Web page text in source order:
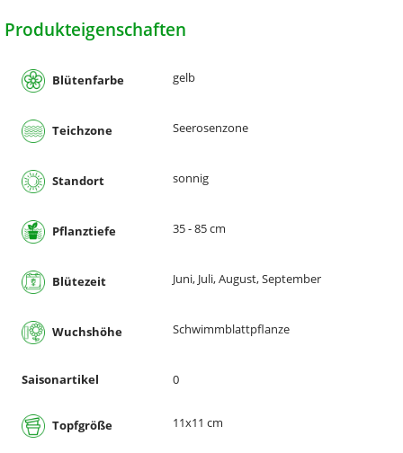
Produkteigenschaften
Blütenfarbe gelb
Teichzone Seerosenzone
Standort sonnig
Pflanztiefe 35 - 85 cm
Blütezeit Juni, Juli, August, September
Wuchshöhe Schwimmblattpflanze
Saisonartikel 0
Topfgröße 11x11 cm